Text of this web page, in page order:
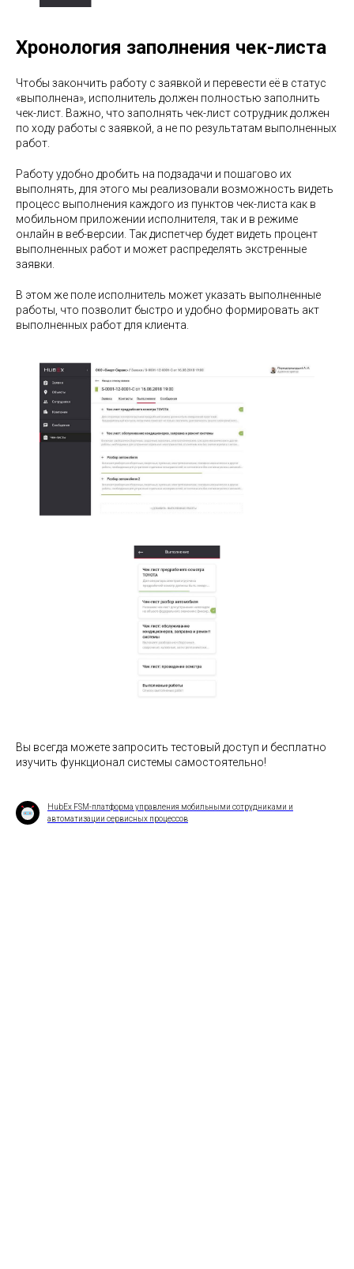
Хронология заполнения чек-листа
Чтобы закончить работу с заявкой и перевести её в статус
«выполнена», исполнитель должен полностью заполнить
чек-лист. Важно, что заполнять чек-лист сотрудник должен
по ходу работы с заявкой, а не по результатам выполненных
работ.
Работу удобно дробить на подзадачи и пошагово их
выполнять, для этого мы реализовали возможность видеть
процесс выполнения каждого из пунктов чек-листа как в
мобильном приложении исполнителя, так и в режиме
онлайн в веб-версии. Так диспетчер будет видеть процент
выполненных работ и может распределять экстренные
заявки.
В этом же поле исполнитель может указать выполненные
работы, что позволит быстро и удобно формировать акт
выполненных работ для клиента.
Вы всегда можете запросить тестовый доступ и бесплатно
изучить функционал системы самостоятельно!
HubEx FSM-платформа управления мобильными сотрудниками и
автоматизации сервисных процессов